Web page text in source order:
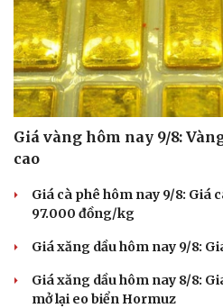
Sân khấu - Điện ảnh
Văn học
Âm nhạc
Di sản
Giá vàng hôm nay 9/8:
cao
Giá cà phê hôm nay 9/8: Giá
97.000 đồng/kg
Giá xăng dầu hôm nay 9/8:
Giá xăng dầu hôm nay 8/8:
mở lại eo biển Hormuz